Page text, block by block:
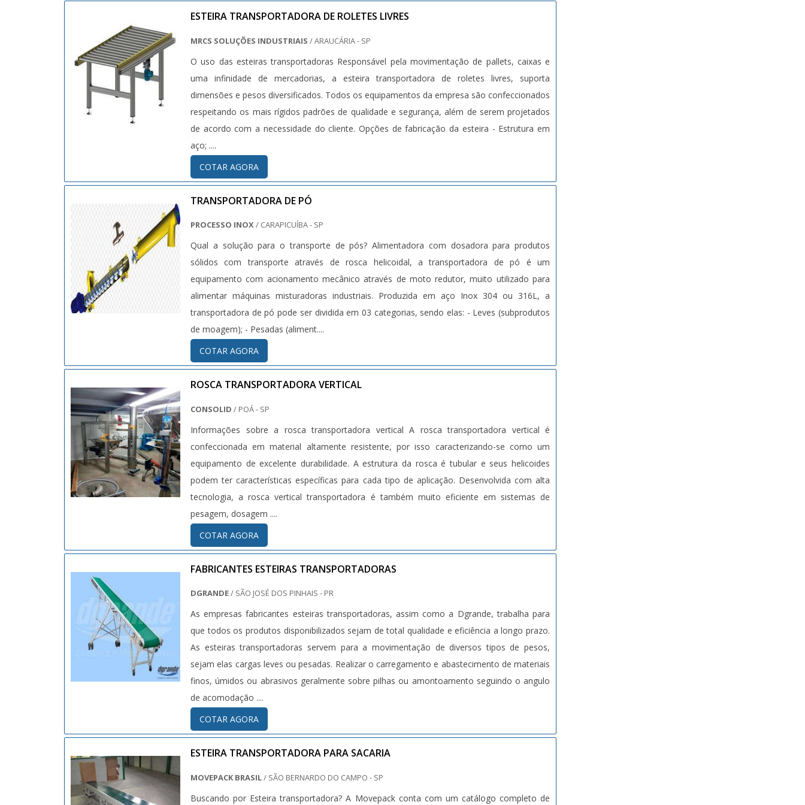
ESTEIRA TRANSPORTADORA DE ROLETES LIVRES
MRCS SOLUÇÕES INDUSTRIAIS / ARAUCÁRIA - SP
O uso das esteiras transportadoras Responsável pela movimentação de pallets, caixas e
uma infinidade de mercadorias, a esteira transportadora de roletes livres, suporta
dimensões e pesos diversificados. Todos os equipamentos da empresa são confeccionados
respeitando os mais rígidos padrões de qualidade e segurança, além de serem projetados
de acordo com a necessidade do cliente. Opções de fabricação da esteira - Estrutura em
aço; ....
COTAR AGORA
TRANSPORTADORA DE PÓ
PROCESSO INOX/ CARAPICUÍBA - SP
Qual a solução para o transporte de pós? Alimentadora com dosadora para produtos
sólidos com transporte através de rosca helicoidal, a transportadora de pó é um
equipamento com acionamento mecânico através de moto redutor, muito utilizado para
alimentar máquinas misturadoras industriais. Produzida em aço Inox 304 ou 316L, a
transportadora de pó pode ser dividida em 03 categorias, sendo elas: - Leves (subprodutos
de moagem); - Pesadas (aliment....
COTAR AGORA
ROSCA TRANSPORTADORA VERTICAL
CONSOLID / POÁ - SP
Informações sobre a rosca transportadora vertical A rosca transportadora vertical é
confeccionada em material altamente resistente, por isso caracterizando-se como um
equipamento de excelente durabilidade. A estrutura da rosca é tubular e seus helicoides
podem ter características específicas para cada tipo de aplicação. Desenvolvida com alta
tecnologia, a rosca vertical transportadora é também muito eficiente em sistemas de
pesagem, dosagem ....
COTAR AGORA
FABRICANTES ESTEIRAS TRANSPORTADORAS
DGRANDE/ SÃO JOSÉ DOS PINHAIS - PR
As empresas fabricantes esteiras transportadoras, assim como a Dgrande, trabalha para
que todos os produtos disponibilizados sejam de total qualidade e eficiência a longo prazo.
As esteiras transportadoras servem para a movimentação de diversos tipos de pesos,
sejam elas cargas leves ou pesadas. Realizar o carregamento e abastecimento de materiais
finos, úmidos ou abrasivos geralmente sobre pilhas ou amontoamento seguindo o angulo
de acomodação ....
COTAR AGORA
ESTEIRA TRANSPORTADORA PARA SACARIA
MOVEPACK BRASIL/ SÃO BERNARDO DO CAMPO - SP
Buscando por Esteira transportadora? A Movepack conta com um catálogo completo de